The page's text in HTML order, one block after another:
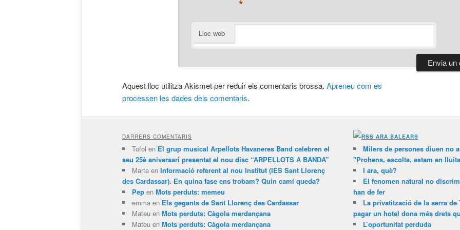
*
Lloc web
Aquest lloc utilitza Akismet per reduir els comentaris brossa. Apreneu com es
processen les dades dels comentaris.
DARRERS COMENTARIS
Tofol en El grup musical Arpellots Havaneres Band celebren el
seu 25è aniversari presentat el nou disc “ARPELLOTS A BANDA”
Martaen Informació referent al nou Institut (IES Sant Llorenç
des Cardassar). En quina fase ens trobam? Quin camí queda?
Pepen Mots perduts: memeu
emmaen Els gegants de Sant Llorenç des Cardassar
Mateuen Mots perduts: Càgola merdançana
Mateuen Mots perduts: Càgola merdançana
ARA BALEARS
Milers de persones diuen no
"Prohens, escolta, estam en
I ara, què?
El fenomen natural no
han de fer
La privatització de la serra
pagar un hotel dona més drets
L’oportunitat perduda